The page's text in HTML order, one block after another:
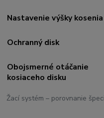
Žací systém – porovnanie
Nastavenie výšky kosenia
Ochranný disk
Obojsmerné otáčanie
kosiaceho disku